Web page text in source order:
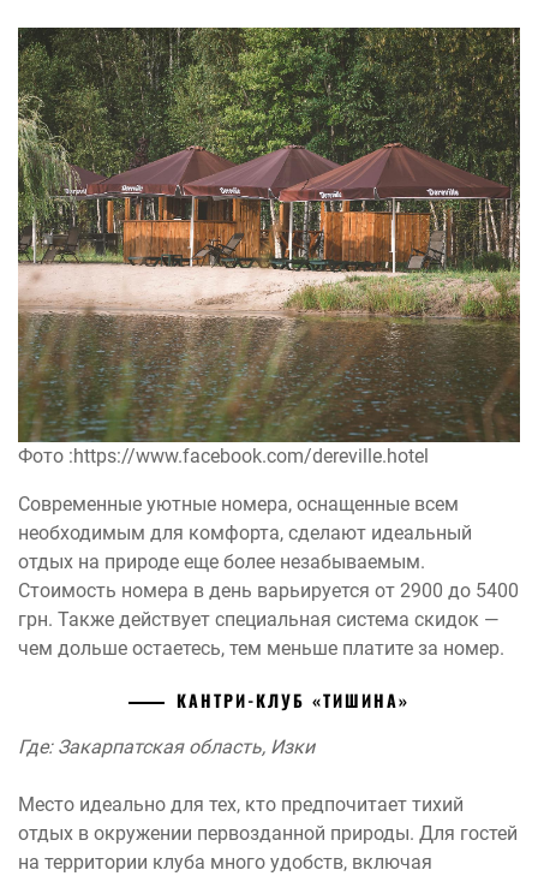
Фото :https://www.facebook.com/dereville.hotel
Современные уютные номера, оснащенные всем
необходимым для комфорта, сделают идеальный
отдых на природе еще более незабываемым.
Стоимость номера в день варьируется от 2900 до 5400
грн. Также действует специальная система скидок —
чем дольше остаетесь, тем меньше платите за номер.
КАНТРИ-КЛУБ «ТИШИНА»
Где: Закарпатская область, Изки
Место идеально для тех, кто предпочитает тихий
отдых в окружении первозданной природы. Для гостей
на территории клуба много удобств, включая